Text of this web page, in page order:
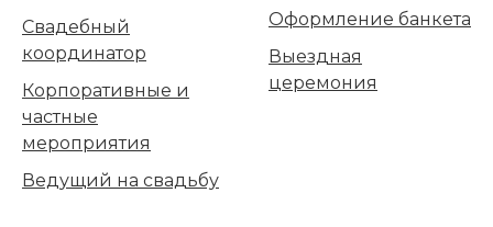
Свадебный
координатор
Корпоративные и
частные
мероприятия
Ведущий на свадьбу
Оформление банкета
Выездная
церемония